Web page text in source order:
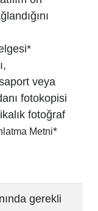
veya
fotokopisi
fotoğraf
Metni*
gerekli